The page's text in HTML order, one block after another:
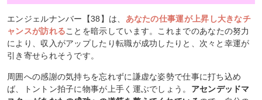
エンジェルナンバー【38】は、 あなたの仕事運が上昇し大きなチ
ャンスが訪れることを暗示しています。これまでのあなたの努力
により、収入がアップしたり転職が成功したりと、次々と幸運が
引き寄せられそうです。
周囲への感謝の気持ちを忘れずに謙虚な姿勢で仕事に打ち込め
ば、トントン拍子に物事が上手く運ぶでしょう。 アセンデッドマ